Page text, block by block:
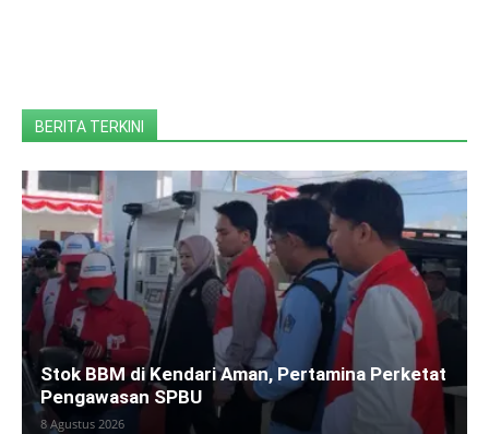
BERITA TERKINI
Stok BBM di Kendari Aman, Pertamina Perketat
Pengawasan SPBU
8 Agustus 2026